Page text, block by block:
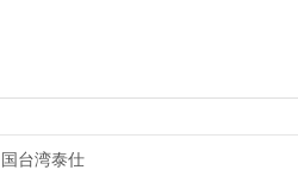
台湾泰仕